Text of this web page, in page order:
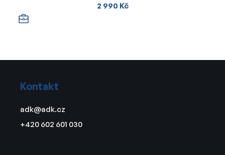
2 990 Kč
Kontakt
adk@adk.cz
+420 602 601 030